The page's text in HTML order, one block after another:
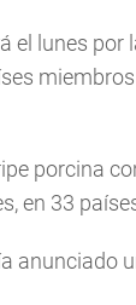
el lunes por
porcina
en 33
anunciado